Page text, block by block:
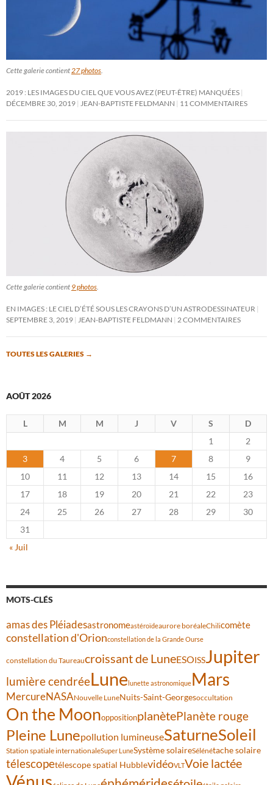
Cette galerie contient 27 photos
2019 : LES IMAGES DU CIEL QUE VOUS AVEZ (PEUT-ÊTRE) MANQUÉES
DÉCEMBRE 30, 2019
JEAN-BAPTISTE FELDMANN 11 COMMENTAIRES
Cette galerie contient 9 photos
EN IMAGES : LE CIEL D’ÉTÉ SOUS LES CRAYONS D’UN ASTRODESSINATEUR
SEPTEMBRE 3, 2019
JEAN-BAPTISTE FELDMANN 2 COMMENTAIRES
TOUTES LES GALERIES →
AOÛT 2026
L M M J V S
D
1
2
3
4 5 6 7 8
9
10
11 12 13 14 15
16
17
18 19 20 21 22
23
24
25 26 27 28 29
30
31
« Juil
MOTS-CLÉS
amas des Pléiadesastronomeastéroïdeaurore boréaleChilicomète
constellation d'Orionconstellation de la Grande Ourse
constellation du Taureaucroissant de LuneESOISSJupiter
lumière cendréeLunelunette astronomiqueMars
MercureNASANouvelle LuneNuits-Saint-Georgesoccultation
On the MoonoppositionplanètePlanète rouge
Pleine Lunepollution lumineuseSaturneSoleil
Station spatiale internationaleSuper LuneSystème solaireSélénétache solaire
télescopetélescope spatial HubblevidéoVLTVoie lactée